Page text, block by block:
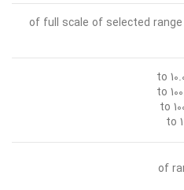
+/-۰٫۵% of full scale of selected range